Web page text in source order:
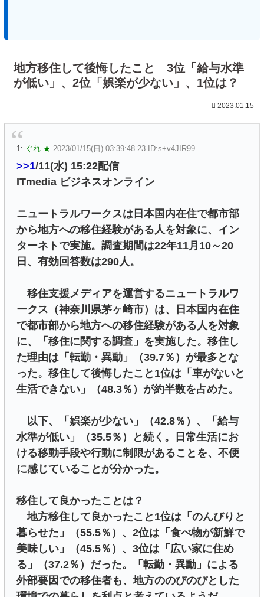
地方移住して後悔したこと 3位「給与水準
が低い」、2位「娯楽が少ない」、1位は？
2023.01.15
1: ぐれ ★ 2023/01/15(日) 03:39:48.23 ID:s+v4JIR99
>>1/11(水) 15:22配信
ITmedia ビジネスオンライン
ニュートラルワークスは日本国内在住で都市部
から地方への移住経験がある人を対象に、イン
ターネトで実施。調査期間は22年11月10～20
日、有効回答数は290人。
移住支援メディアを運営するニュートラルワ
ークス（神奈川県茅ヶ崎市）は、日本国内在住
で都市部から地方への移住経験がある人を対象
に、「移住に関する調査」を実施した。移住し
た理由は「転勤・異動」（39.7％）が最多とな
った。移住して後悔したこと1位は「車がないと
生活できない」（48.3％）が約半数を占めた。
以下、「娯楽が少ない」（42.8％）、「給与
水準が低い」（35.5％）と続く。日常生活にお
ける移動手段や行動に制限があることを、不便
に感じていることが分かった。
移住して良かったことは？
地方移住して良かったこと1位は「のんびりと
暮らせた」（55.5％）、2位は「食べ物が新鮮で
美味しい」（45.5％）、3位は「広い家に住め
る」（37.2％）だった。「転勤・異動」による
外部要因での移住者も、地方ののびのびとした